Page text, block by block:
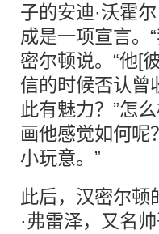
子的安迪·沃霍
成是一项宣言。
密尔顿说。“他[
信的时候否认曾
此有魅力？”怎
画他感觉如何呢
小玩意。”
此后，汉密尔顿
·弗雷泽，又名